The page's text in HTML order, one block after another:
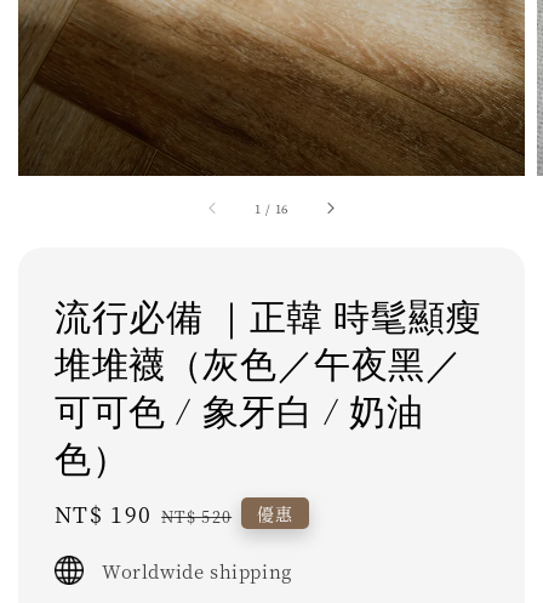
1 / 16
流行必備 ｜正韓 時髦顯瘦
堆堆襪（灰色／午夜黑／
可可色 / 象牙白 / 奶油
色）
Sale
NT$ 190 Regular
NT$ 520 優惠
Worldwide shipping